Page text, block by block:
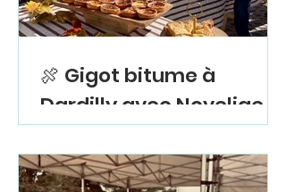
🍖 Gigot bitume à
Dardilly avec Novelige :
un repas de chantier
sous le signe de la